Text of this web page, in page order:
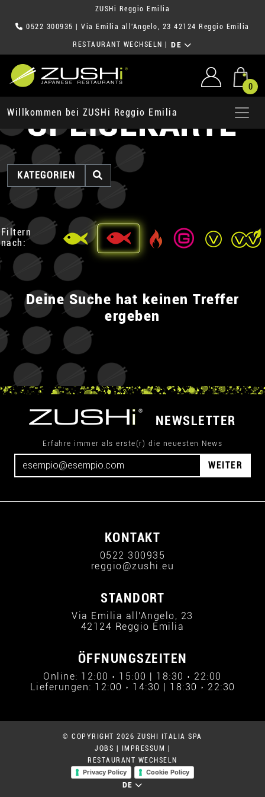
ZUSHi Reggio Emilia
0522 300935 | Via Emilia all'Angelo, 23 42124 Reggio Emilia
RESTAURANT WECHSELN DE
0
Willkommen bei ZUSHi Reggio Emilia
SPEISEKARTE
KATEGORIEN
Filtern
nach:
Deine Suche hat keinen Treffer
ergeben
NEWSLETTER
Erfahre immer als erste(r) die neuesten News
WEITER
KONTAKT
0522 300935
reggio@zushi.eu
STANDORT
Via Emilia all'Angelo, 23
42124 Reggio Emilia
ÖFFNUNGSZEITEN
Online: 12:00 › 15:00 | 18:30 › 22:00
Lieferungen: 12:00 › 14:30 | 18:30 › 22:30
© COPYRIGHT 2026 ZUSHI ITALIA SPA
JOBS
IMPRESSUM
RESTAURANT WECHSELN
Privacy Policy
Cookie Policy
DE